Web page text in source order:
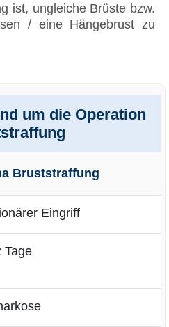
ist, ungleiche Brüste bzw.
/ eine Hängebrust zu
um die Operation
Bruststraffung
Eingriff
Tage